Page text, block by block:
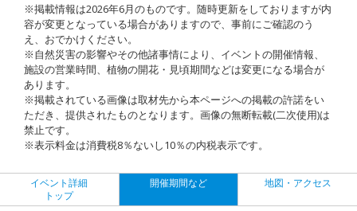
※掲載情報は2026年6月のものです。随時更新をしておりますが内
容が変更となっている場合がありますので、事前にご確認のう
え、おでかけください。
※自然災害の影響やその他諸事情により、イベントの開催情報、
施設の営業時間、植物の開花・見頃期間などは変更になる場合が
あります。
※掲載されている画像は取材先から本ページへの掲載の許諾をい
ただき、提供されたものとなります。画像の無断転載(二次使用)は
禁止です。
※表示料金は消費税8％ないし10％の内税表示です。
イベント詳細
トップ
開催期間など 地図・アクセス